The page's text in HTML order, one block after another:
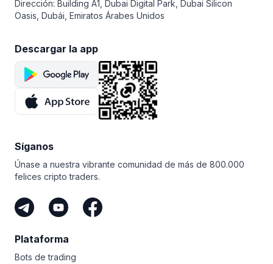
gracias a la función Prueba retrospectiva. Con ella,
puedes analizar cómo al ajustar los parámetros
preparado? ¡No te preocupes! Si todavía no quieres
comprar un plan, puedes seguir disfrutando
de forma gratuita aun cuando finalice la prueba. Puedes
pagar cualquier plan con tarjeta de crédito/débito,
PayPal o criptomonedas cuando estés preparado.
Dirección: Building A1, Dubai Digital Park, Dubai Silicon
Oasis, Dubái, Emiratos Árabes Unidos
Descargar la app
Síganos
Únase a nuestra vibrante comunidad de más de 800.000
felices cripto traders.
Plataforma
Bots de trading